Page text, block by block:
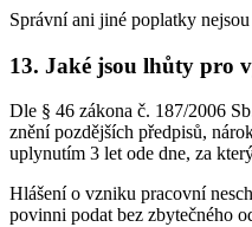
Správní ani jiné poplatky nejsou
13. Jaké jsou lhůty pro
Dle § 46 zákona č. 187/2006
znění pozdějších předpisů,
uplynutím 3 let ode dne, za
Hlášení o vzniku pracovní
povinni podat bez zbytečného